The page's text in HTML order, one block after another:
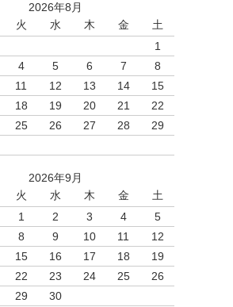
2026年8月
火 水 木 金
土
1
4 5 6 7
8
11 12 13 14
15
18 19 20 21
22
25 26 27 28
29
2026年9月
火 水 木 金
土
1
2 3 4
5
8 9 10 11
12
15 16 17 18
19
22 23 24 25
26
29 30